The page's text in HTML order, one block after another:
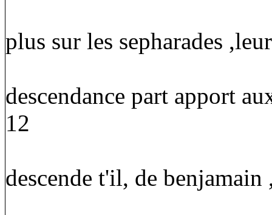
plus sur les sepharades
descendance part apport
12
descende t'il, de